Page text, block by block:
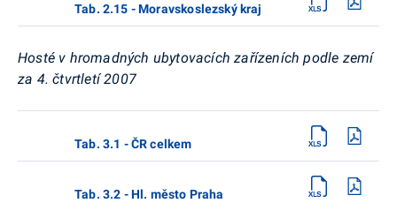
Tab. 2.15 - Moravskoslezský kraj
Hosté v hromadných ubytovacích zařízeních podle zemí
za 4. čtvrtletí 2007
Tab. 3.1 - ČR celkem
Tab. 3.2 - Hl. město Praha